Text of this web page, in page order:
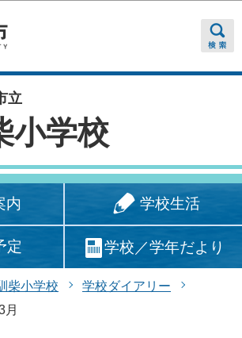
立
小学校
内 学校生活
定 学校／学年だより
柴小学校
学校ダイアリー
月